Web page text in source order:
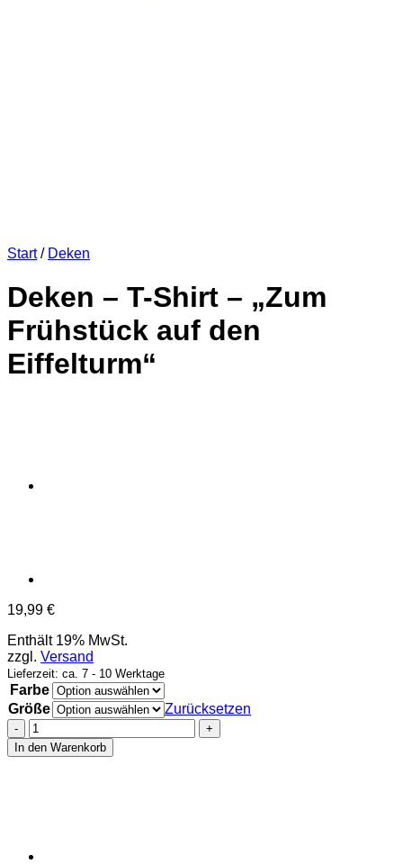
Start / Deken
Deken – T-Shirt – „Zum
Frühstück auf den
Eiffelturm“
19,99 €
Enthält 19% MwSt.
zzgl. Versand
Lieferzeit: ca. 7 - 10 Werktage
Farbe
Größe
Zurücksetzen
Deken
-
T-
den
In den Warenkorb